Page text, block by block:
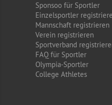
Sponsoo für Sportler
Einzelsportler
Mannschaft registrieren
Verein registrieren
Sportverband
FAQ für Sportler
Olympia-Sportler
College Athletes